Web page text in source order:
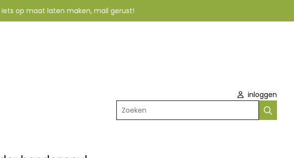
op maat laten maken, mail gerust!
inloggen
Zoeken